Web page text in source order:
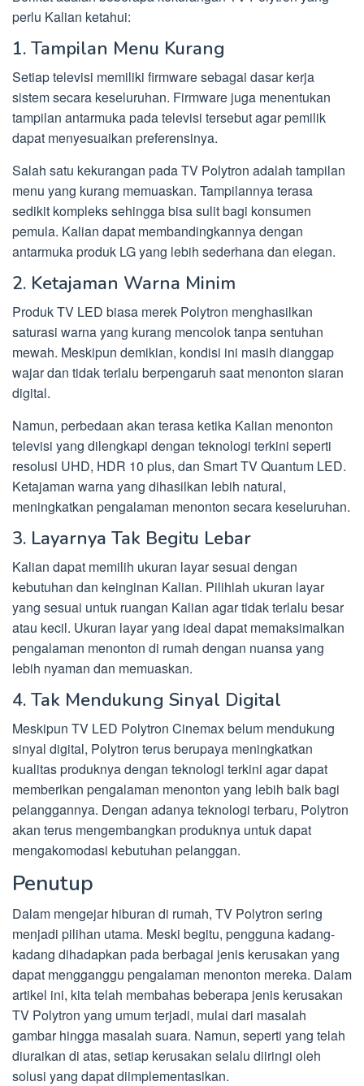
perlu Kalian ketahui:
1. Tampilan Menu Kurang
Setiap televisi memiliki firmware sebagai dasar kerja
sistem secara keseluruhan. Firmware juga menentukan
tampilan antarmuka pada televisi tersebut agar pemilik
dapat menyesuaikan preferensinya.
Salah satu kekurangan pada TV Polytron adalah tampilan
menu yang kurang memuaskan. Tampilannya terasa
sedikit kompleks sehingga bisa sulit bagi konsumen
pemula. Kalian dapat membandingkannya dengan
antarmuka produk LG yang lebih sederhana dan elegan.
2. Ketajaman Warna Minim
Produk TV LED biasa merek Polytron menghasilkan
saturasi warna yang kurang mencolok tanpa sentuhan
mewah. Meskipun demikian, kondisi ini masih dianggap
wajar dan tidak terlalu berpengaruh saat menonton siaran
digital.
Namun, perbedaan akan terasa ketika Kalian menonton
televisi yang dilengkapi dengan teknologi terkini seperti
resolusi UHD, HDR 10 plus, dan Smart TV Quantum LED.
Ketajaman warna yang dihasilkan lebih natural,
meningkatkan pengalaman menonton secara keseluruhan.
3. Layarnya Tak Begitu Lebar
Kalian dapat memilih ukuran layar sesuai dengan
kebutuhan dan keinginan Kalian. Pilihlah ukuran layar
yang sesuai untuk ruangan Kalian agar tidak terlalu besar
atau kecil. Ukuran layar yang ideal dapat memaksimalkan
pengalaman menonton di rumah dengan nuansa yang
lebih nyaman dan memuaskan.
4. Tak Mendukung Sinyal Digital
Meskipun TV LED Polytron Cinemax belum mendukung
sinyal digital, Polytron terus berupaya meningkatkan
kualitas produknya dengan teknologi terkini agar dapat
memberikan pengalaman menonton yang lebih baik bagi
pelanggannya. Dengan adanya teknologi terbaru, Polytron
akan terus mengembangkan produknya untuk dapat
mengakomodasi kebutuhan pelanggan.
Penutup
Dalam mengejar hiburan di rumah, TV Polytron sering
menjadi pilihan utama. Meski begitu, pengguna kadang-
kadang dihadapkan pada berbagai jenis kerusakan yang
dapat mengganggu pengalaman menonton mereka. Dalam
artikel ini, kita telah membahas beberapa jenis kerusakan
TV Polytron yang umum terjadi, mulai dari masalah
gambar hingga masalah suara. Namun, seperti yang telah
diuraikan di atas, setiap kerusakan selalu diiringi oleh
solusi yang dapat diimplementasikan.